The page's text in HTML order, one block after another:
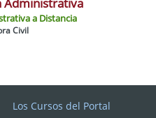
a Distancia
Civil
Los Cursos del Portal